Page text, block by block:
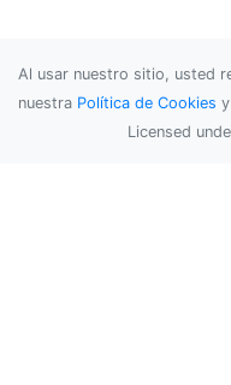
Al usar nuestro sitio, usted
nuestra Política de Cookies y
Licensed